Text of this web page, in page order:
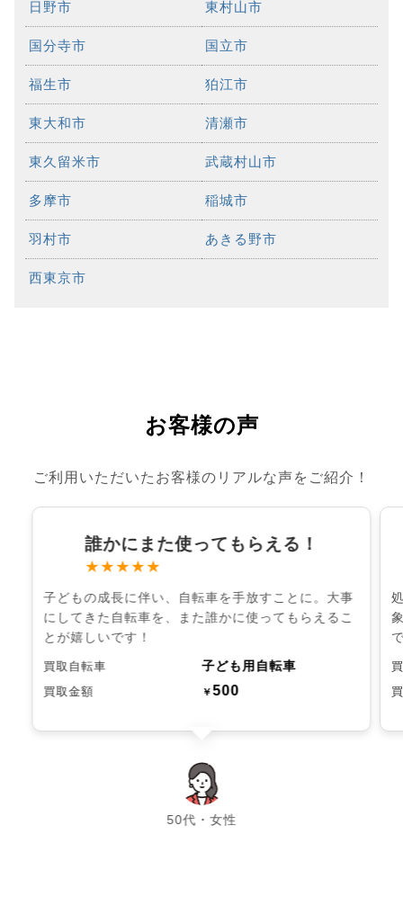
日野市 東村山市
国分寺市 国立市
福生市 狛江市
東大和市 清瀬市
東久留米市 武蔵村山市
多摩市 稲城市
羽村市 あきる野市
西東京市
お客様の声
ご利用いただいたお客様のリアルな声をご紹介！
誰かにまた使ってもらえる！
★★★★★
子どもの成長に伴い、自転車を手放すことに。大事
にしてきた自転車を、また誰かに使ってもらえるこ
とが嬉しいです！
買取自転車 子ども用自転車
買取金額 ￥500
50代・女性
chevron_left chevron_right